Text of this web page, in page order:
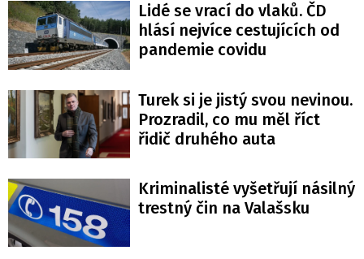
Lidé se vrací do vlaků. ČD
hlásí nejvíce cestujících od
pandemie covidu
Turek si je jistý svou nevinou.
Prozradil, co mu měl říct
řidič druhého auta
Kriminalisté vyšetřují násilný
trestný čin na Valašsku